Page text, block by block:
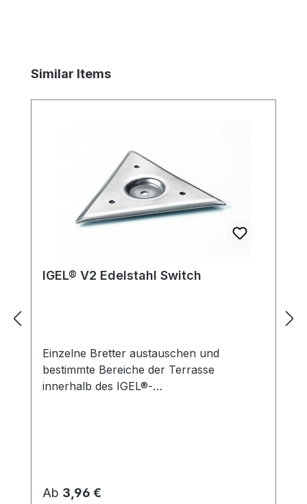
Produktgalerie überspringen
Similar Items
IGEL® V2 Edelstahl Switch
Einzelne Bretter austauschen und
bestimmte Bereiche der Terrasse
innerhalb des IGEL®-
29 mm TX20 geliefert.
Regulärer Preis:
Ab 3,96 €